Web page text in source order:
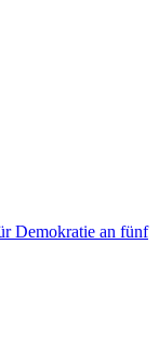
Demokratie an fünf